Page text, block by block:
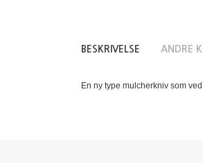
BESKRIVELSE ANDRE
En ny type mulcherkniv som